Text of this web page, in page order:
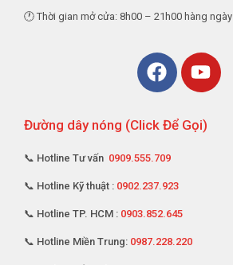
🕐 Thời gian mở cửa: 8h00 – 21h00 hàng ngày
Đường dây nóng (Click Để Gọi)
📞 Hotline Tư vấn 0909.555.709
📞 Hotline Kỹ thuật : 0902.237.923
📞 Hotline TP. HCM : 0903.852.645
📞 Hotline Miền Trung: 0987.228.220